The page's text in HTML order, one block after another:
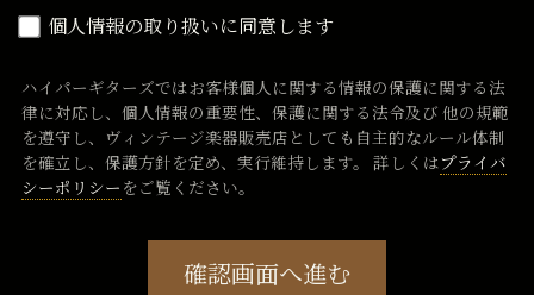
個人情報の取り扱いに同意します
ハイパーギターズではお客様個人に関する情報の保護に関する法
律に対応し、個人情報の重要性、保護に関する法令及び 他の規範
を遵守し、ヴィンテージ楽器販売店としても自主的なルール体制
を確立し、保護方針を定め、実行維持します。 詳しくはプライバ
シーポリシー をご覧ください。
確認画面へ進む